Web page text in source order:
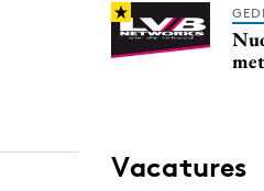
Vacatures